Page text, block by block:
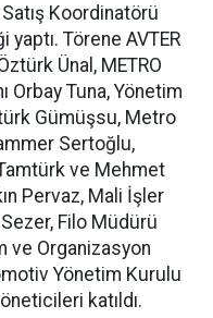
Koordinatörü
Törene AVTER
Ünal, METRO
Orbay Tuna, Yönetim
Gümüşsu, Metro
Sertoğlu,
ve Mehmet
Pervaz, Mali İşler
Sezer, Filo Müdürü
ve Organizasyon
Yönetim Kurulu
katıldı.